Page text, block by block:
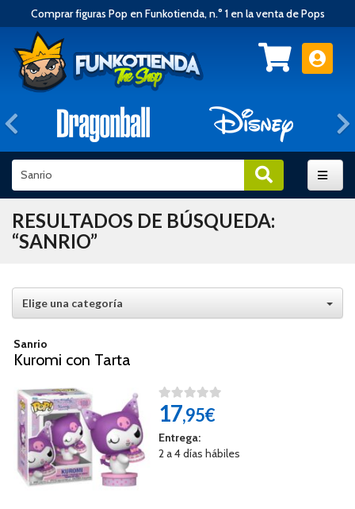
Comprar figuras Pop en Funkotienda, n.° 1 en la venta de Pops
Anterior
RESULTADOS DE BÚSQUEDA:
“SANRIO”
Elige una categoría
Sanrio
Kuromi con Tarta
17,95€
Entrega:
2 a 4 días hábiles